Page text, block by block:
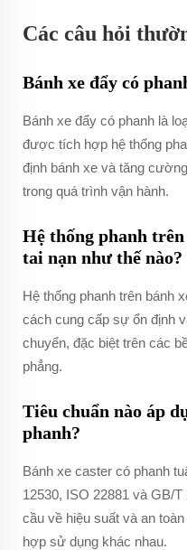
Các câu hỏi
Bánh xe đẩy có
Bánh xe đẩy có phanh là
được tích hợp hệ thống
định bánh xe và tăng
trong quá trình vận hành.
Hệ thống phanh
tai nạn như thế nào?
Hệ thống phanh trên bánh
cách cung cấp sự ổn định
chuyển, đặc biệt trên các
phẳng.
Tiêu chuẩn nào áp
phanh?
Bánh xe caster có phanh
12530, ISO 22881 và GB/
cầu về hiệu suất và an
hợp sử dụng khác nhau.